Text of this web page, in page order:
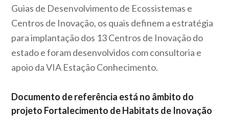
Guias de Desenvolvimento de Ecossistemas e
Centros de Inovação, os quais definem a estratégia
para implantação dos 13 Centros de Inovação do
estado e foram desenvolvidos com consultoria e
apoio da VIA Estação Conhecimento.
Documento de referência está no âmbito do
projeto Fortalecimento de Habitats de Inovação